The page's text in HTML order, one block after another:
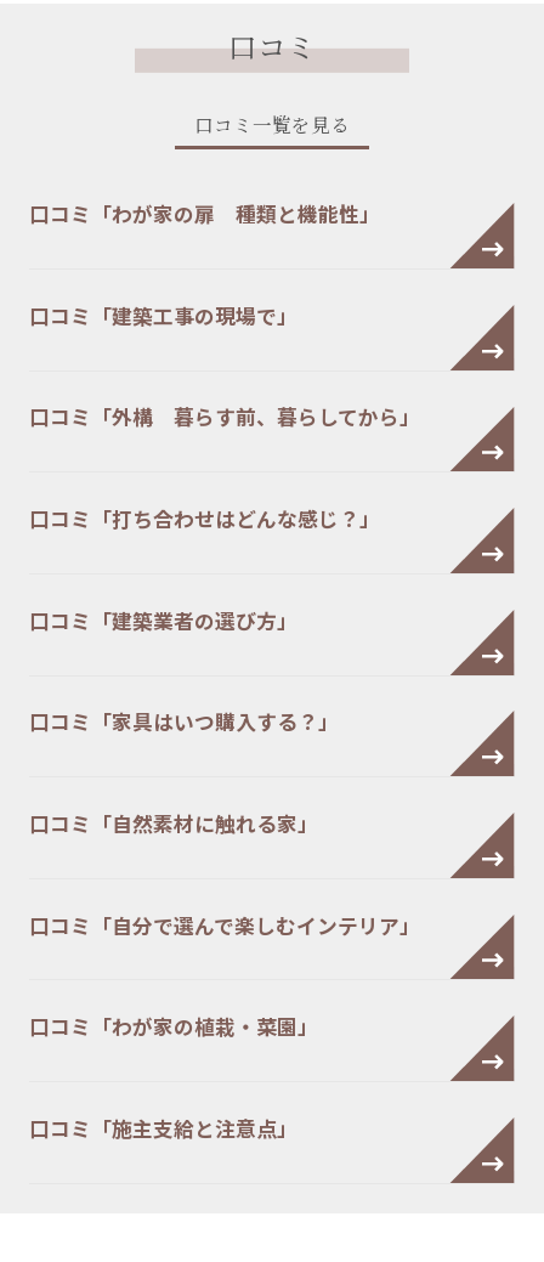
口コミ
口コミ一覧を見る
口コミ「わが家の扉 種類と機能性」
口コミ「建築工事の現場で」
口コミ「外構 暮らす前、暮らしてから」
口コミ「打ち合わせはどんな感じ？」
口コミ「建築業者の選び方」
口コミ「家具はいつ購入する？」
口コミ「自然素材に触れる家」
口コミ「自分で選んで楽しむインテリア」
口コミ「わが家の植栽・菜園」
口コミ「施主支給と注意点」